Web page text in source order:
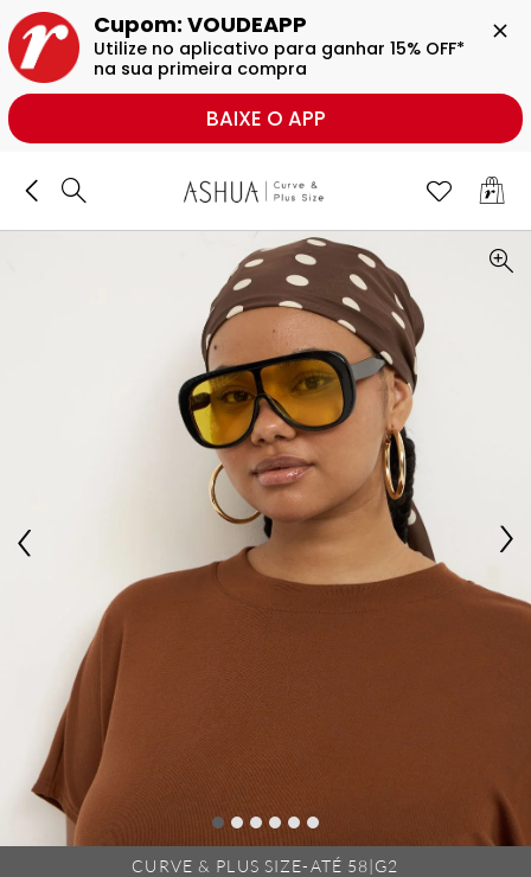
Cupom: VOUDEAPP
Utilize no aplicativo para ganhar 15% OFF*
na sua primeira compra
BAIXE O APP


CURVE & PLUS SIZE-ATÉ 58|G2